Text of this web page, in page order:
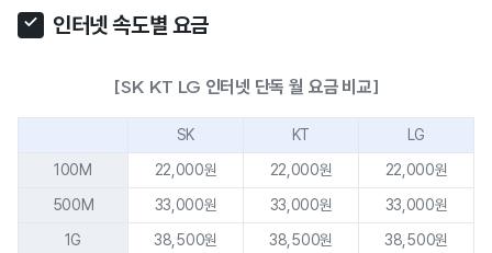
인터넷 속도별 요금
[SK KT LG 인터넷 단독 월 요금 비교]
SK KT
LG
100M
22,000원 22,000원
22,000원
500M
33,000원 33,000원
33,000원
1G
38,500원 38,500원 38,500원